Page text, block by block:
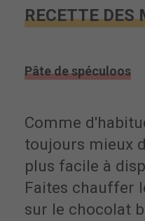
RECETTE DES
Pâte de spéculoos
Comme
toujours mieux
plus facile à
Faites chauffer
sur le chocolat